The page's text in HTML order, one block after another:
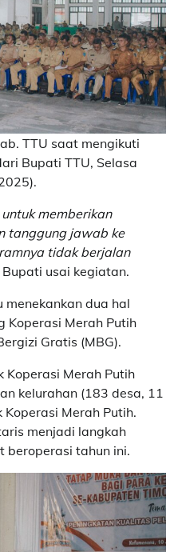
TTU saat mengikuti
Bupati TTU, Selasa
memberikan
tanggung jawab ke
tidak berjalan
Bupati usai kegiatan.
dua hal
Merah Putih
Gratis (MBG).
Koperasi Merah Putih
kelurahan (183 desa, 11
Merah Putih.
menjadi langkah
beroperasi tahun ini.